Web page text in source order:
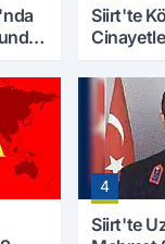
Siirt'te
Kaybetti
4
Siirt'te